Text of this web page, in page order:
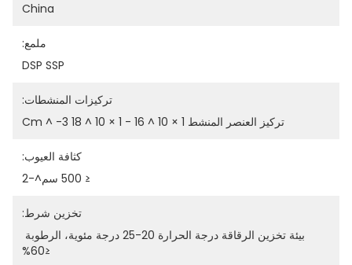
China
ملمع:
DSP SSP
تركيزات المنشطات:
تركيز العنصر المنشط 1 × 10 ^ 16 - 1 × 10 ^ 18 Cm ^ -3
كثافة العيوب:
≤ 500 سم^-2
تخزين شرط:
≤60%